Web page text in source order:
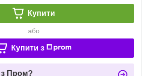
Купити
або
Купити з
з Пром?